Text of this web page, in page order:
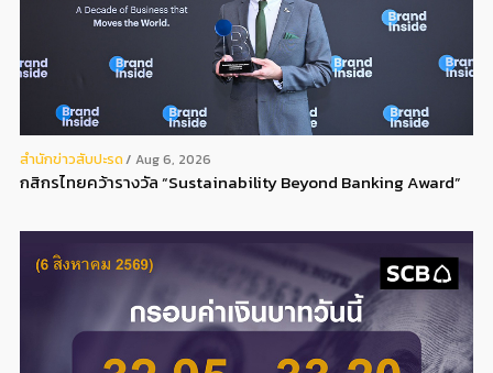
สํานักข่าวสับปะรด Aug 6, 2026
กสิกรไทยคว้ารางวัล “Sustainability Beyond Banking Award”